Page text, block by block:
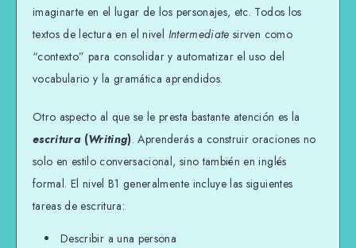
imaginarte en el lugar de los personajes, etc. Todos los
textos de lectura en el nivel Intermediate sirven como
“contexto” para consolidar y automatizar el uso del
vocabulario y la gramática aprendidos.
Otro aspecto al que se le presta bastante atención es la
escritura(Writing). Aprenderás a construir oraciones no
solo en estilo conversacional, sino también en inglés
formal. El nivel B1 generalmente incluye las siguientes
tareas de escritura:
Describir a una persona